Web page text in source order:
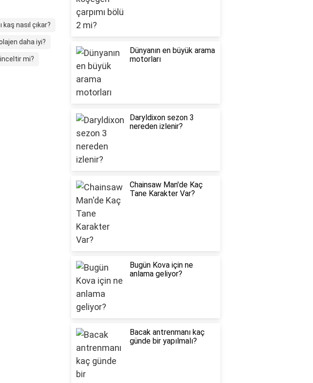
kaş nasıl çıkar?
daha iyi?
mi?
Dünyanın en büyük arama
motorları
Daryldixon sezon 3
nereden izlenir?
Chainsaw Man'de Kaç
Tane Karakter Var?
Bugün Kova için ne
anlama geliyor?
Bacak antrenmanı kaç
günde bir yapılmalı?